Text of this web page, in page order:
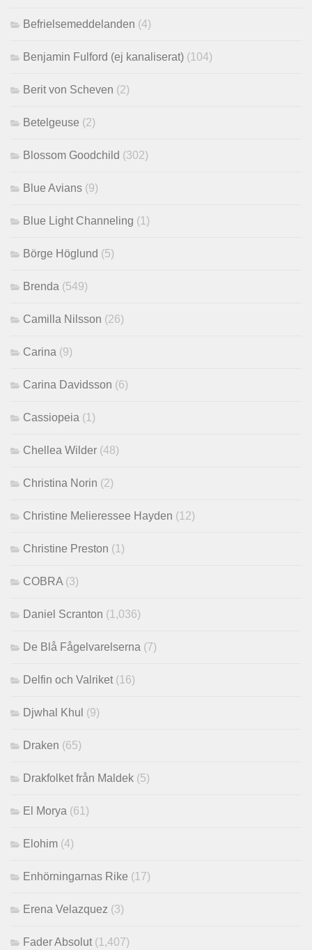
Befrielsemeddelanden (4)
Benjamin Fulford (ej kanaliserat) (104)
Berit von Scheven (2)
Betelgeuse (2)
Blossom Goodchild (302)
Blue Avians (9)
Blue Light Channeling (1)
Börge Höglund (5)
Brenda (549)
Camilla Nilsson (26)
Carina (9)
Carina Davidsson (6)
Cassiopeia (1)
Chellea Wilder (48)
Christina Norin (2)
Christine Melieressee Hayden (12)
Christine Preston (1)
COBRA (3)
Daniel Scranton (1,036)
De Blå Fågelvarelserna (7)
Delfin och Valriket (16)
Djwhal Khul (9)
Draken (65)
Drakfolket från Maldek (5)
El Morya (61)
Elohim (4)
Enhörningarnas Rike (17)
Erena Velazquez (3)
Fader Absolut (1,407)